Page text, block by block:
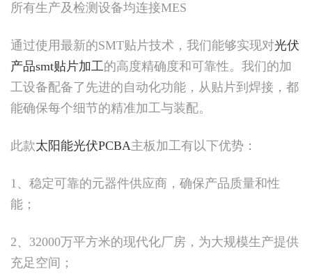
所有生产及检测设备均连接MES
通过使用最新的SMT贴片技术，我们能够实现对光伏
产品smt贴片加工的高度精确度和可靠性。我们的加
工设备配备了先进的自动化功能，从贴片到焊接，都
能确保每个细节的精准加工与装配。
此款太阳能光伏PCBA主板加工有以下优势：
1、稳定可靠的元器件供应商，确保产品质量和性
能；
2、32000万平方米的现代化厂房，为大规模生产提供
充足空间；